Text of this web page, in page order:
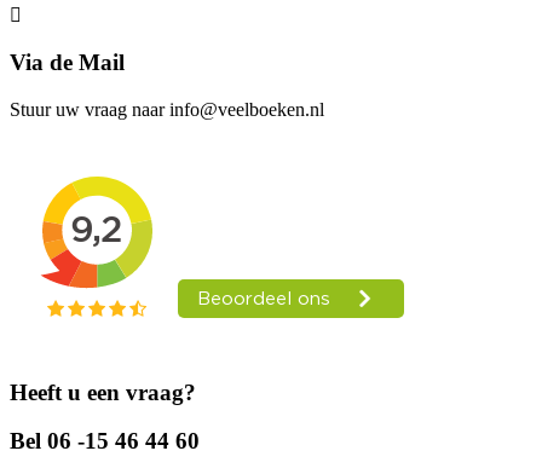
Via de Mail
Stuur uw vraag naar info@veelboeken.nl
Heeft u een vraag?
Bel 06 -15 46 44 60